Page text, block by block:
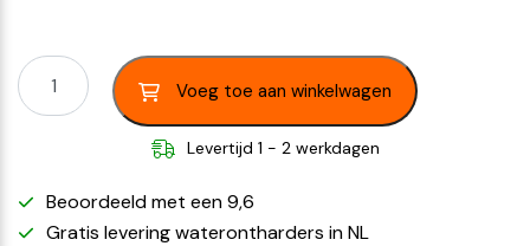
Voeg toe aan winkelwagen
Levertijd 1 - 2 werkdagen
Beoordeeld met een 9,6
Gratis levering waterontharders in NL